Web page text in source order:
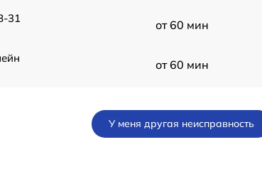
31
от 60 мин
от 60 мин
У меня другая неисправность